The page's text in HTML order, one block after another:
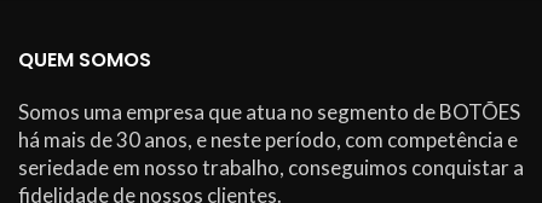
QUEM SOMOS
Somos uma empresa que atua no segmento de BOTÕES
há mais de 30 anos, e neste período, com competência e
seriedade em nosso trabalho, conseguimos conquistar a
fidelidade de nossos clientes.